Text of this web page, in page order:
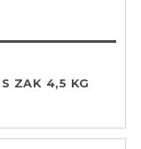
ZAK 4,5 KG